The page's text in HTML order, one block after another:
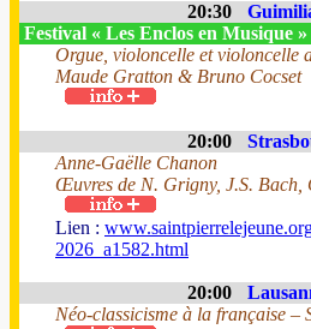
20:30
Festival « Les Enclos en Musique »
Orgue, violoncelle et violoncelle
Maude Gratton & Bruno Cocset
20:00
Anne-Gaëlle Chanon
Œuvres de N. Grigny, J.S. Bach,
Lien :
2026_a1582.html
20:00
Néo-classicisme à la française –